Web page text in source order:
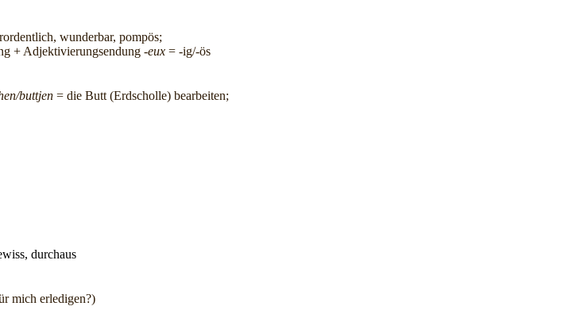
wunderbar, pompös;
+ Adjektivierungsendung -eux = -ig/-ös
buttjen = die Butt (Erdscholle) bearbeiten;
durchaus
mich erledigen?)